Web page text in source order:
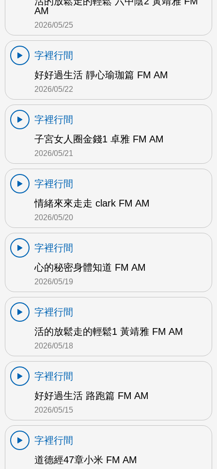
AM
2026/05/25
字裡行間
好好過生活 靜心瑜珈篇 FM AM
2026/05/22
字裡行間
子宮女人圈金錢1 卓雅 FM AM
2026/05/21
字裡行間
情緒來來走走 clark FM AM
2026/05/20
字裡行間
心的秘密身體知道 FM AM
2026/05/19
字裡行間
活的放鬆走的輕鬆1 黃靖雅 FM AM
2026/05/18
字裡行間
好好過生活 路跑篇 FM AM
2026/05/15
字裡行間
道德經47章小米 FM AM